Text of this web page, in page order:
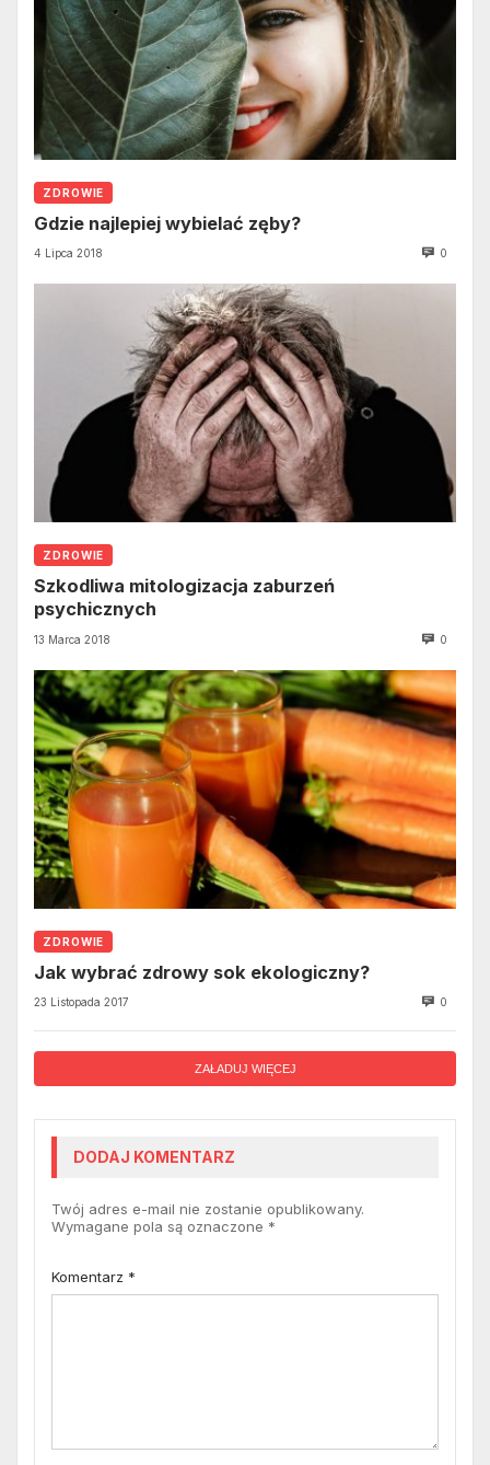
ZDROWIE
Gdzie najlepiej wybielać zęby?
4 Lipca 2018 0
ZDROWIE
Szkodliwa mitologizacja zaburzeń
psychicznych
13 Marca 2018 0
ZDROWIE
Jak wybrać zdrowy sok ekologiczny?
23 Listopada 2017 0
ZAŁADUJ WIĘCEJ
DODAJ KOMENTARZ
Twój adres e-mail nie zostanie opublikowany.
Wymagane pola są oznaczone *
Komentarz *